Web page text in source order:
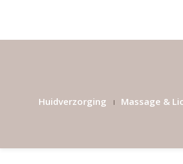
Huidverzorging Massage &